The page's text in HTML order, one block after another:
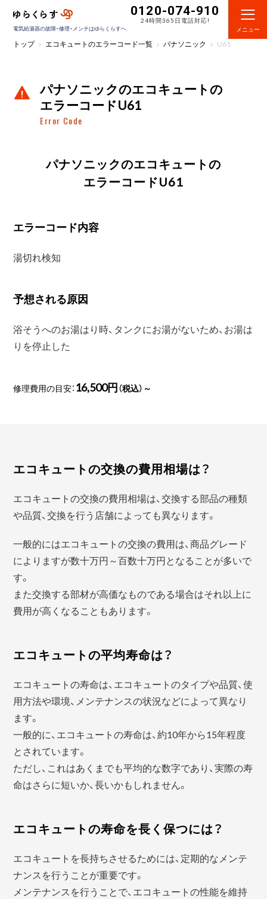
電気給湯器の故障・修理・メンテはゆらくらすへ
0120-074-910
24時間365日電話対応!
メニュー
トップ エコキュートのエラーコード一覧 パナソニック U61
パナソニックのエコキュートの
エラーコードU61
Error Code
パナソニックのエコキュートの
エラーコードU61
エラーコード内容
湯切れ検知
予想される原因
浴そうへのお湯はり時、タンクにお湯がないため、お湯は
りを停止した
修理費用の目安： 16,500円（税込）～
エコキュートの交換の費用相場は？
エコキュートの交換の費用相場は、交換する部品の種類
や品質、交換を行う店舗によっても異なります。
一般的にはエコキュートの交換の費用は、商品グレード
によりますが数十万円～百数十万円となることが多いで
す。
また交換する部材が高価なものである場合はそれ以上に
費用が高くなることもあります。
エコキュートの平均寿命は？
エコキュートの寿命は、エコキュートのタイプや品質、使
用方法や環境、メンテナンスの状況などによって異なり
ます。
一般的に、エコキュートの寿命は、約10年から15年程度
とされています。
ただし、これはあくまでも平均的な数字であり、実際の寿
命はさらに短いか、長いかもしれません。
エコキュートの寿命を長く保つには？
エコキュートを長持ちさせるためには、定期的なメンテ
ナンスを行うことが重要です。
メンテナンスを行うことで、エコキュートの性能を維持